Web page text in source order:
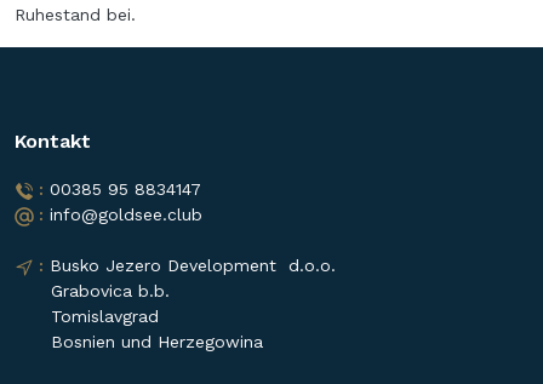
Ruhestand bei.
Kontakt
: 00385 95 8834147
: info@goldsee.club
: Busko Jezero Development
d.o.o.
Grabovica b.b.
Tomislavgrad
Bosnien und Herzegowina